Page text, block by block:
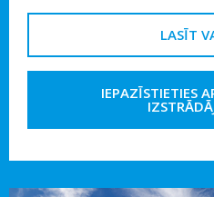
LASĪT
IEPAZĪSTIETIES